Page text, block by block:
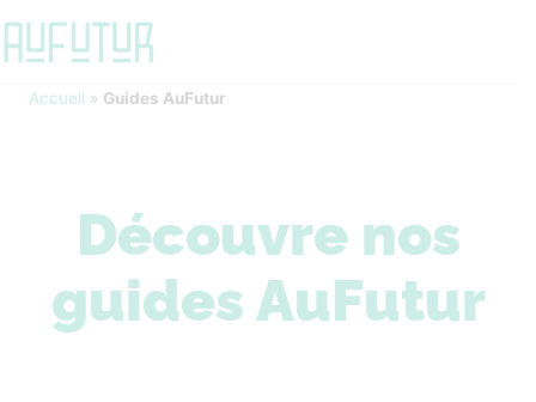
Accueil » Guides AuFutur
Découvre nos
guides AuFutur